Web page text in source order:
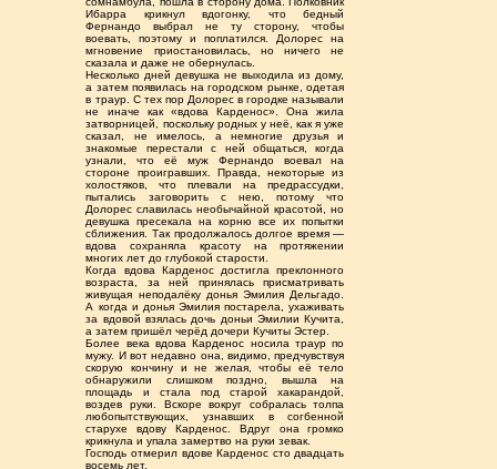
Ибарра крикнул вдогонку, что бедный
Фернандо выбрал не ту сторону, чтобы
воевать, поэтому и поплатился. Долорес на
мгновение приостановилась, но ничего не
сказала и даже не обернулась.
Несколько дней девушка не выходила из дому,
а затем появилась на городском рынке, одетая
в траур. С тех пор Долорес в городке называли
не иначе как «вдова Карденос». Она жила
затворницей, поскольку родных у неё, как я уже
сказал, не имелось, а немногие друзья и
знакомые перестали с ней общаться, когда
узнали, что её муж Фернандо воевал на
стороне проигравших. Правда, некоторые из
холостяков, что плевали на предрассудки,
пытались заговорить с нею, потому что
Долорес славилась необычайной красотой, но
девушка пресекала на корню все их попытки
сближения. Так продолжалось долгое время —
вдова сохраняла красоту на протяжении
многих лет до глубокой старости.
Когда вдова Карденос достигла преклонного
возраста, за ней принялась присматривать
живущая неподалёку донья Эмилия Дельгадо.
А когда и донья Эмилия постарела, ухаживать
за вдовой взялась дочь доньи Эмилии Кучита,
а затем пришёл черёд дочери Кучиты Эстер.
Более века вдова Карденос носила траур по
мужу. И вот недавно она, видимо, предчувствуя
скорую кончину и не желая, чтобы её тело
обнаружили слишком поздно, вышла на
площадь и стала под старой хакарандой,
воздев руки. Вскоре вокруг собралась толпа
любопытствующих, узнавших в согбенной
старухе вдову Карденос. Вдруг она громко
крикнула и упала замертво на руки зевак.
Господь отмерил вдове Карденос сто двадцать
восемь лет.